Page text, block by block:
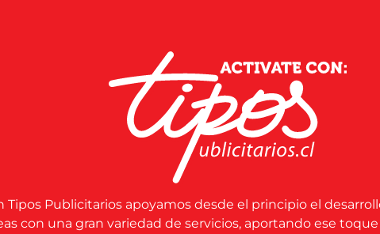
Tipos Publicitarios apoyamos desde el principio el
con una gran variedad de servicios, aportando ese